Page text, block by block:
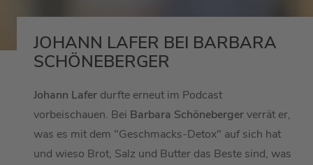
JOHANN LAFER BEI BARBARA
SCHÖNEBERGER
Johann Lafer durfte erneut im Podcast
vorbeischauen. Bei Barbara Schönebergerverrät er,
was es mit dem "Geschmacks-Detox" auf sich hat
und wieso Brot, Salz und Butter das Beste sind, was